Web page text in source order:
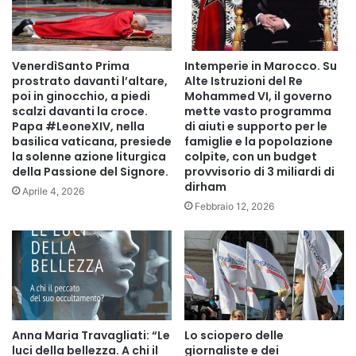
Copy URL
VenerdìSanto Prima
prostrato davanti l’altare,
poi in ginocchio, a piedi
scalzi davanti la croce.
Papa #LeoneXIV, nella
basilica vaticana, presiede
la solenne azione liturgica
della Passione del Signore.
Aprile 4, 2026
Intemperie in Marocco. Su
Alte Istruzioni del Re
Mohammed VI, il governo
mette vasto programma
di aiuti e supporto per le
famiglie e la popolazione
colpite, con un budget
provvisorio di 3 miliardi di
dirham
Febbraio 12, 2026
Anna Maria Travagliati: “Le
luci della bellezza. A chi il
Lo sciopero delle
giornaliste e dei